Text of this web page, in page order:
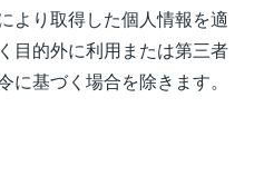
より取得した個人情報を適
目的外に利用または第三者
に基づく場合を除きます。